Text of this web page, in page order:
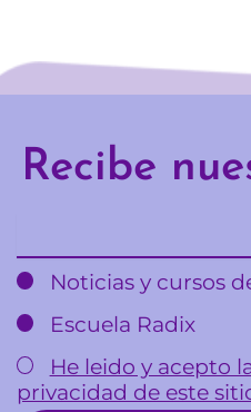
Recibe
Noticias y cursos
Escuela Radix
He leido y acepto
privacidad de este